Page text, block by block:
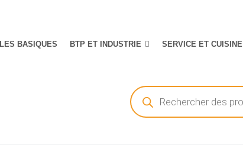
LES BASIQUES BTP ET INDUSTRIE SERVICE ET CUISINE
Recherche
de
produits